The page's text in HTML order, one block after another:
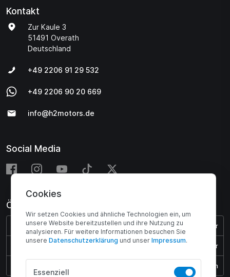
Kontakt
Zur Kaule 3
51491 Overath
Deutschland
+49 2206 91 29 532
+49 2206 90 20 669
info@h2motors.de
Social Media
Öffnungszeiten
Montag - Donnerstag: 08:00 - 17:00 Uhr
08:00 - 15:45 Uhr
Geschlossen
Cookies
Wir setzen Cookies und ähnliche Technologien ein, um
unsere Website bereitzustellen und ihre Nutzung zu
analysieren. Für weitere Informationen besuchen Sie
unsere Daten­schutz­erklärung und unser Impressum.
Essenziell